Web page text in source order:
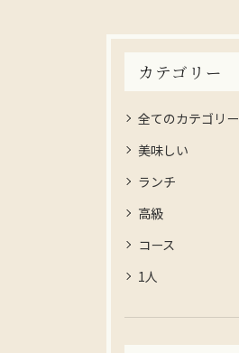
カテゴリー
全てのカテゴリー
美味しい
ランチ
高級
コース
1人